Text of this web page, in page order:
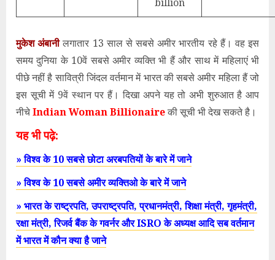
मुकेश अंबानीलगातार 13 साल से सबसे अमीर भारतीय रहे हैं। वह इस
समय दुनिया के 10वें सबसे अमीर व्यक्ति भी हैं और साथ में महिलाएं भी
पीछे नहीं है सावित्री जिंदल वर्तमान में भारत की सबसे अमीर महिला हैं जो
इस सूची में 9वें स्थान पर हैं। दिखा अपने यह तो अभी शुरुआत है आप
नीचेIndian Woman Billionaireकी सूची भी देख सकते है।
यह भी पढ़े:
» विश्व के 10 सबसे छोटा अरबपतियों के बारे में जाने
» विश्व के 10 सबसे अमीर व्यक्तिओ के बारे में जाने
» भारत के राष्‍ट्रपति, उपराष्‍ट्रपति, प्रधानमंत्री, शिक्षा मंत्री, गृहमंत्री,
रक्षा मंत्री, रिजर्व बैंक के गवर्नर और ISRO के अध्यक्ष आदि सब वर्तमान
में भारत में कौन क्या है जाने